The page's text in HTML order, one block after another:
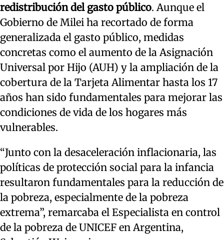
redistribución del gasto público. Aunque el
Gobierno de Milei ha recortado de forma
generalizada el gasto público, medidas
concretas como el aumento de la Asignación
Universal por Hijo (AUH) y la ampliación de la
cobertura de la Tarjeta Alimentar hasta los 17
años han sido fundamentales para mejorar las
condiciones de vida de los hogares más
vulnerables.
“Junto con la desaceleración inflacionaria, las
políticas de protección social para la infancia
resultaron fundamentales para la reducción de
la pobreza, especialmente de la pobreza
extrema”, remarcaba el Especialista en control
de la pobreza de UNICEF en Argentina,